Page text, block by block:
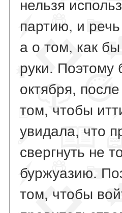
партию, и
а о том, как
руки. Поэтому
октября,
том, чтобы
увидала, что
свергнуть не
буржуазию.
том, чтобы